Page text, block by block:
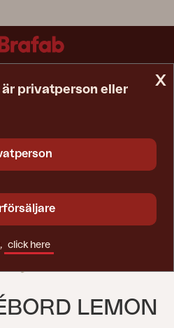
LEMON
x
privatperson eller
click here